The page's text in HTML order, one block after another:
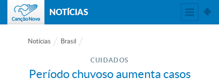
NOTÍCIAS
Notícias Brasil
CUIDADOS
Período chuvoso aumenta casos